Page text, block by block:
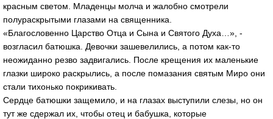
красным светом. Младенцы молча и жалобно смотрели
полураскрытыми глазами на священника.
«Благословенно Царство Отца и Сына и Святого Духа…», -
возгласил батюшка. Девочки зашевелились, а потом как-то
неожиданно резво задвигались. После крещения их маленькие
глазки широко раскрылись, а после помазания святым Миро они
стали тихонько покрикивать.
Сердце батюшки защемило, и на глазах выступили слезы, но он
тут же сдержал их, чтобы отец и бабушка, которые